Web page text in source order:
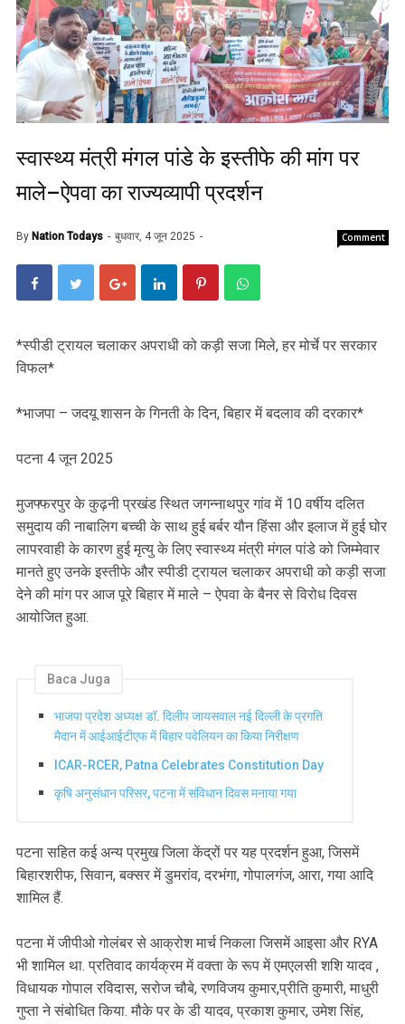
स्वास्थ्य मंत्री मंगल पांडे के इस्तीफे की मांग पर
माले–ऐपवा का राज्यव्यापी प्रदर्शन
By Nation Todays बुधवार, 4 जून 2025 Comment
*स्पीडी ट्रायल चलाकर अपराधी को कड़ी सजा मिले, हर मोर्चे पर सरकार
विफल*
*भाजपा – जदयू शासन के गिनती के दिन, बिहार में बदलाव की दरकार*
पटना 4 जून 2025
मुजफ्फरपुर के कुढ़नी प्रखंड स्थित जगन्नाथपुर गांव में 10 वर्षीय दलित
समुदाय की नाबालिग बच्ची के साथ हुई बर्बर यौन हिंसा और इलाज में हुई घोर
लापरवाही के कारण हुई मृत्यु के लिए स्वास्थ्य मंत्री मंगल पांडे को जिम्मेवार
मानते हुए उनके इस्तीफे और स्पीडी ट्रायल चलाकर अपराधी को कड़ी सजा
देने की मांग पर आज पूरे बिहार में माले – ऐपवा के बैनर से विरोध दिवस
आयोजित हुआ.
Baca Juga
भाजपा प्रदेश अध्यक्ष डॉ. दिलीप जायसवाल नई दिल्ली के प्रगति
मैदान में आईआईटीएफ में बिहार पवेलियन का किया निरीक्षण
ICAR-RCER, Patna Celebrates Constitution Day
कृषि अनुसंधान परिसर, पटना में संविधान दिवस मनाया गया
पटना सहित कई अन्य प्रमुख जिला केंद्रों पर यह प्रदर्शन हुआ, जिसमें
बिहारशरीफ, सिवान, बक्सर में डुमरांव, दरभंगा, गोपालगंज, आरा, गया आदि
शामिल हैं.
पटना में जीपीओ गोलंबर से आक्रोश मार्च निकला जिसमें आइसा और RYA
भी शामिल था. प्रतिवाद कार्यक्रम में वक्ता के रूप में एमएलसी शशि यादव ,
विधायक गोपाल रविदास, सरोज चौबे, रणविजय कुमार,प्रीति कुमारी, माधुरी
गुप्ता ने संबोधित किया. मौके पर के डी यादव, प्रकाश कुमार, उमेश सिंह,